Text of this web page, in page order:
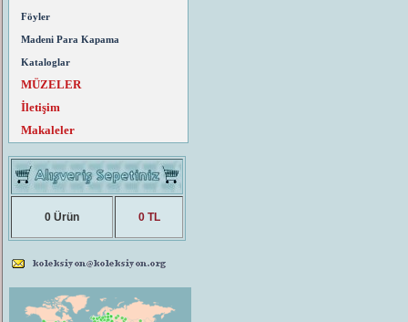
Föyler
Madeni Para Kapama
Kataloglar
MÜZELER
İletişim
Makaleler
0 Ürün 0 TL